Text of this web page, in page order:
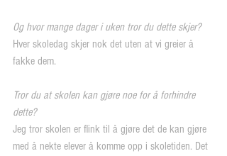
Og hvor mange dager i uken tror du dette skjer?
Hver skoledag skjer nok det uten at vi greier å
fakke dem.
Tror du at skolen kan gjøre noe for å forhindre
dette?
Jeg tror skolen er flink til å gjøre det de kan gjøre
med å nekte elever å komme opp i skoletiden. Det